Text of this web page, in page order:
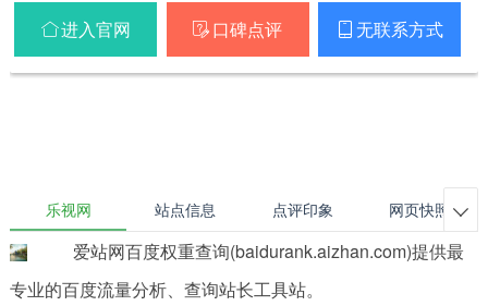
进入官网  口碑点评  无联系方式
乐视网 站点信息 点评印象 网页快照 
爱站网百度权重查询(baidurank.aizhan.com)提供最
专业的百度流量分析、查询站长工具站。